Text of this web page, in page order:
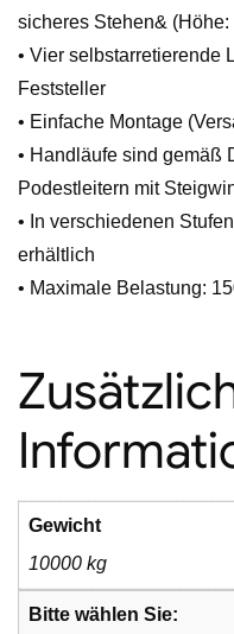
sicheres Stehen& (Höhe:
• Vier selbstarretierende
Feststeller
• Einfache Montage
• Handläufe sind gemäß
Podestleitern mit
• In verschiedenen
erhältlich
• Maximale Belastung:
Gewicht
10000 kg
Bitte wählen Sie: